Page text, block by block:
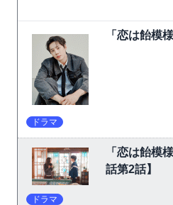
「恋は飴模
ドラマ
「恋は飴模
話第2話】
ドラマ